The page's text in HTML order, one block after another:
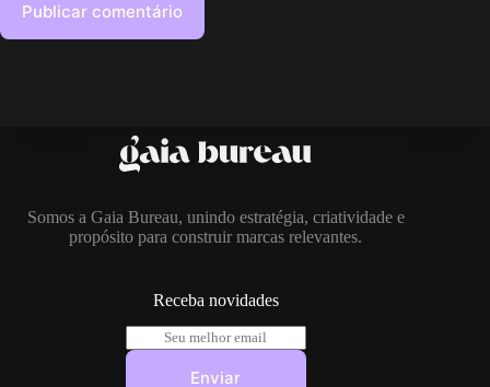
Publicar comentário
Somos a Gaia Bureau, unindo estratégia, criatividade e
propósito para construir marcas relevantes.
Receba novidades
m
Enviar